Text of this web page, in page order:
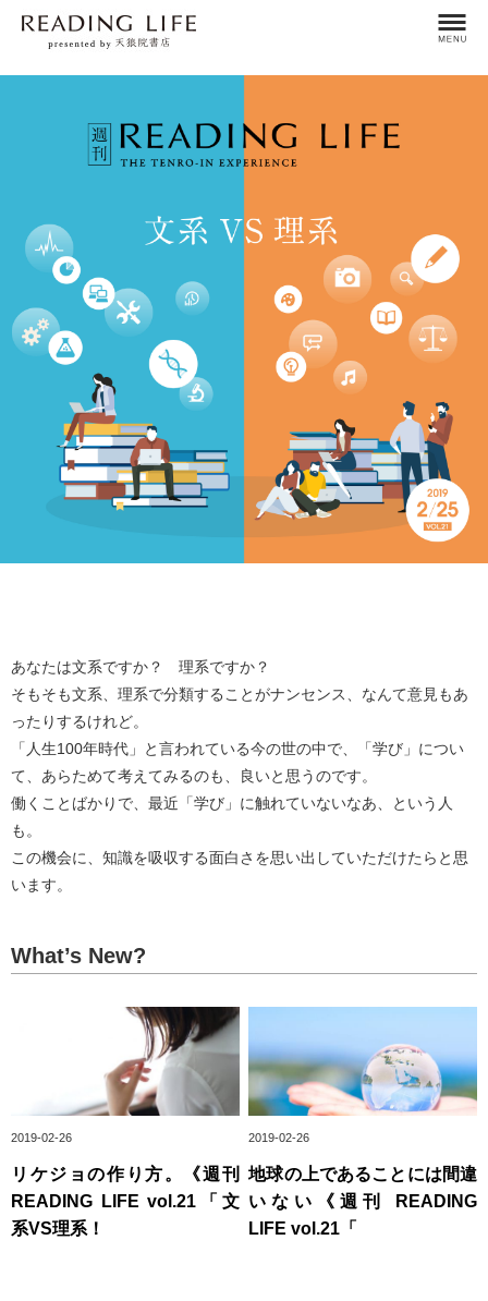
あなたは文系ですか？ 理系ですか？
そもそも文系、理系で分類することがナンセンス、なんて意見もあ
ったりするけれど。
「人生100年時代」と言われている今の世の中で、「学び」につい
て、あらためて考えてみるのも、良いと思うのです。
働くことばかりで、最近「学び」に触れていないなあ、という人
も。
この機会に、知識を吸収する面白さを思い出していただけたらと思
います。
What’s New?
2019-02-26
リケジョの作り方。《週刊
READING LIFE vol.21「文
系VS理系！
2019-02-26
地球の上であることには間違
いない《週刊 READING
LIFE vol.21「